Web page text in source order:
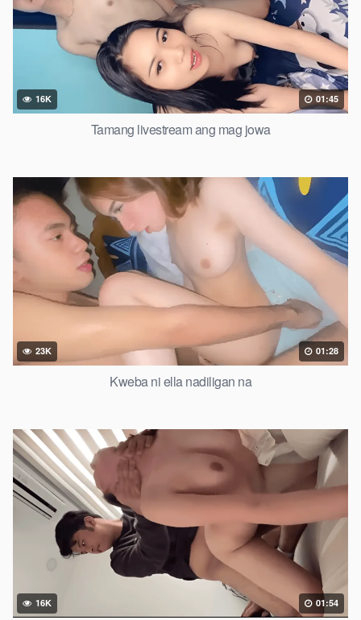
16K 01:45
Tamang livestream ang mag jowa
23K 01:28
Kweba ni ella nadiligan na
16K 01:54